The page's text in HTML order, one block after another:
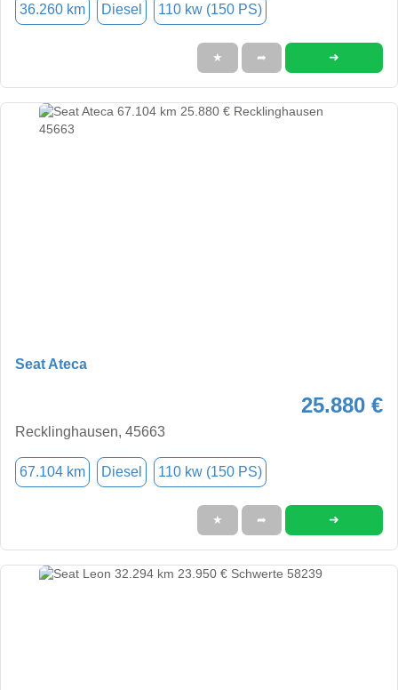
36.260 km Diesel 110 kw (150 PS)
★ ➦ ➜
Seat Ateca
25.880 €
Recklinghausen, 45663
67.104 km Diesel 110 kw (150 PS)
★ ➦ ➜